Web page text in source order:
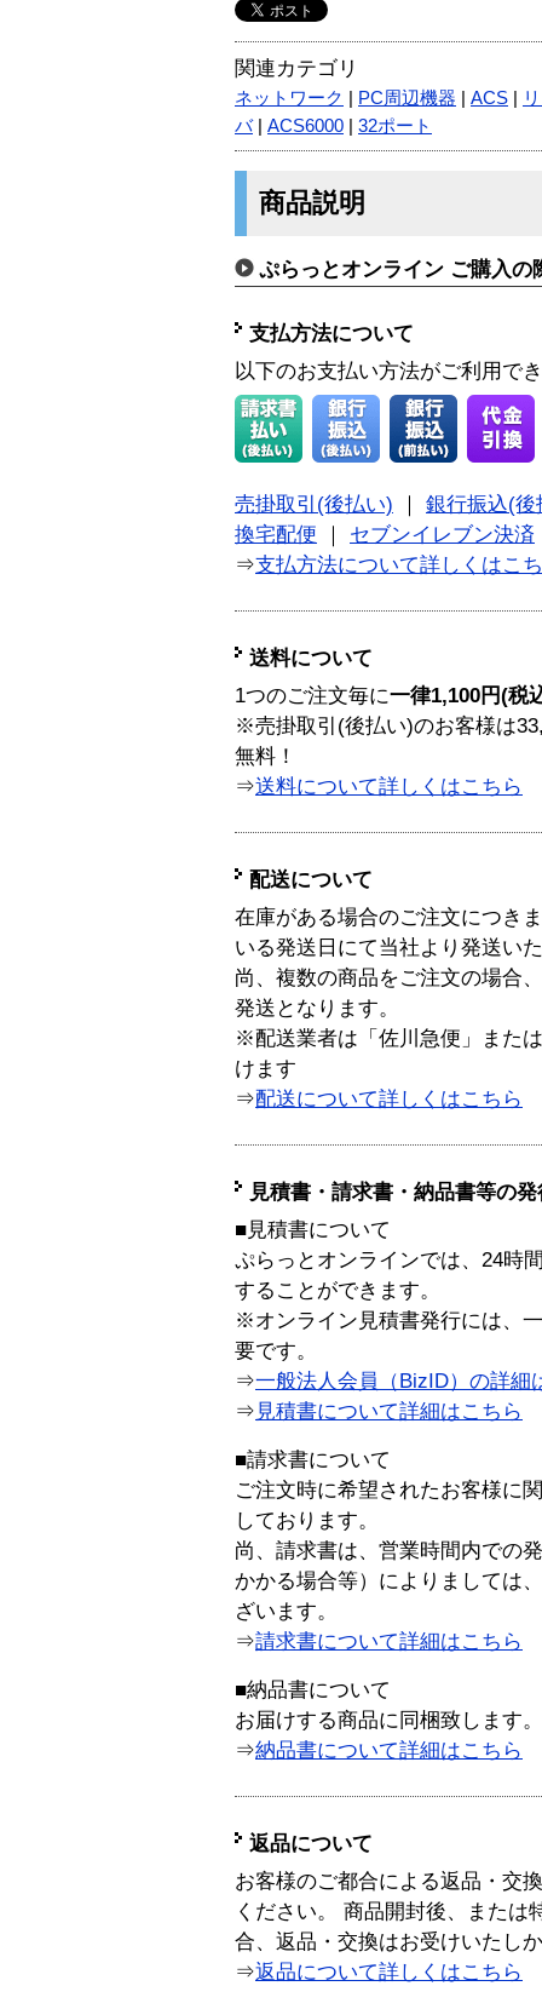
関連カテゴリ
ネットワーク PC周辺機器 ACS
バ| ACS6000 32ポート
商品説明
ぷらっとオンライン ご購入の
支払方法について
以下のお支払い方法がご利用で
売掛取引(後払い)
銀行振込(後
換宅配便
セブンイレブン決済
⇒支払方法について詳しくはこ
送料について
1つのご注文毎に一律1,100円(税
※売掛取引(後払い)のお客様は
無料！
⇒送料について詳しくはこちら
配送について
在庫がある場合のご注文につき
いる発送日にて当社より発送い
尚、複数の商品をご注文の場合
発送となります。
※配送業者は「佐川急便」また
けます
⇒配送について詳しくはこちら
見積書・請求書・納品書等の
■見積書について
ぷらっとオンラインでは、24時
することができます。
※オンライン見積書発行には、
要です。
⇒一般法人会員（BizID）の詳細
⇒ 見積書について詳細はこちら
■請求書について
ご注文時に希望されたお客様に
しております。
尚、請求書は、営業時間内での
かかる場合等）によりましては
ざいます。
⇒請求書について詳細はこちら
■納品書について
お届けする商品に同梱致します。
⇒納品書について詳細はこちら
返品について
お客様のご都合による返品・交
ください。 商品開封後、または
合、返品・交換はお受けいたし
⇒返品について詳しくはこちら